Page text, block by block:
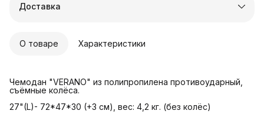
Удобный возврат
Доставка
О товаре Характеристики
Чемодан "VERANO" из полипропилена противоударный,
съёмные колёса.
27"(L)- 72*47*30 (+3 см), вес: 4,2 кг. (без колёс)